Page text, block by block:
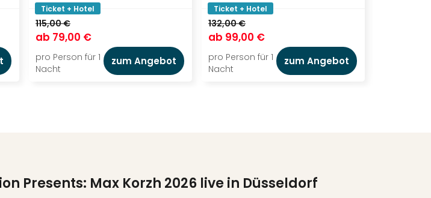
Ticket + Hotel
115,00 €
ab 79,00 €
pro Person für 1
Nacht
zum Angebot
Ticket + Hotel
132,00 €
ab 99,00 €
pro Person für 1
Nacht
zum Angebot
Presents: Max Korzh 2026 live in Düsseldorf